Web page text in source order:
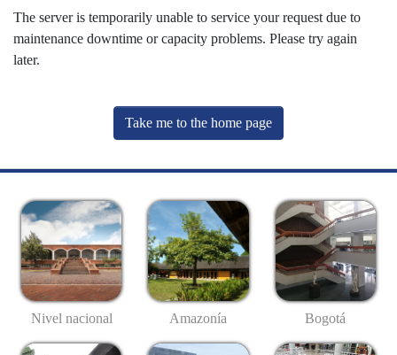
The server is temporarily unable to service your request due to
maintenance downtime or capacity problems. Please try again
later.
Take me to the home page
Nivel nacional Amazonía Bogotá